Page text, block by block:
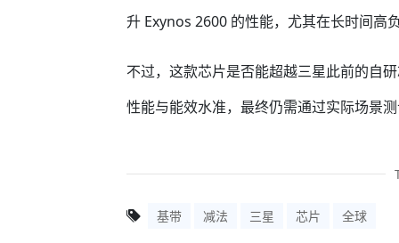
升 Exynos 2600 的性能，尤其在长时间高
不过，这款芯片是否能超越三星此前的自
性能与能效水准，最终仍需通过实际场景
基带 减法 三星 芯片 全球